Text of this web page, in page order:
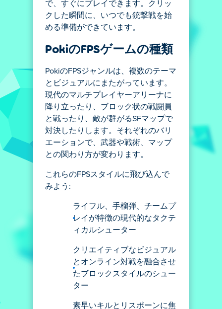
で、すぐにプレイできます。クリッ
クした瞬間に、いつでも銃撃戦を始
める準備ができています。
PokiのFPSゲームの種類
PokiのFPSジャンルは、複数のテーマ
とビジュアルにまたがっています。
現代のマルチプレイヤーアリーナに
降り立ったり、ブロック状の戦闘員
と戦ったり、敵が群がるSFマップで
対決したりします。それぞれのバリ
エーションで、武器や戦術、マップ
との関わり方が変わります。
これらのFPSスタイルに飛び込んで
みよう:
ライフル、手榴弾、チームプ
レイが特徴の現代的なタクテ
ィカルシューター
クリエイティブなビジュアル
とオンライン対戦を融合させ
たブロックスタイルのシュー
ター
素早いキルとリスポーンに焦